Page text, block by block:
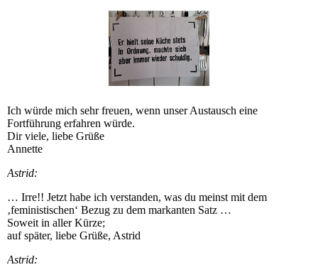
Ich würde mich sehr freuen, wenn unser Austausch eine
Fortführung erfahren würde.
Dir viele, liebe Grüße
Annette
Astrid:
… Irre!! Jetzt habe ich verstanden, was du meinst mit dem
‚feministischen‘ Bezug zu dem markanten Satz …
Soweit in aller Kürze;
auf später, liebe Grüße, Astrid
Astrid: